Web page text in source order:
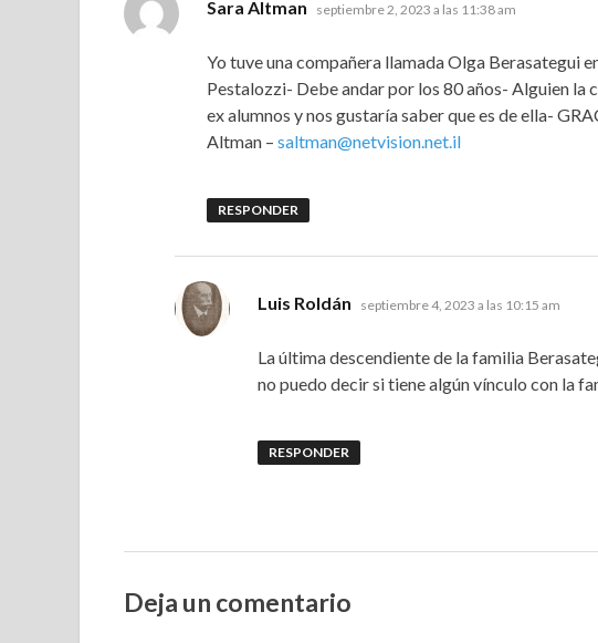
Sara Altman septiembre 2, 2023 a las 11:38 am
Yo tuve una compañera llamada Olga Berasategui
Pestalozzi- Debe andar por los 80 años- Alguien la
ex alumnos y nos gustaría saber que es de ella-
Altman – saltman@netvision.net.il
RESPONDER
Luis Roldán dice:
septiembre 4, 2023 a las 10:15 am
La última descendiente de la familia
no puedo decir si tiene algún vínculo con la
RESPONDER
Deja un comentario